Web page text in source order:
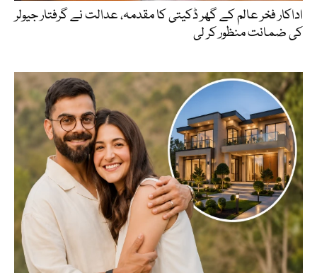
اداکار فخر عالم کے گھر ڈکیتی کا مقدمہ، عدالت نے گرفتار جیولر
کی ضمانت منظور کر لی